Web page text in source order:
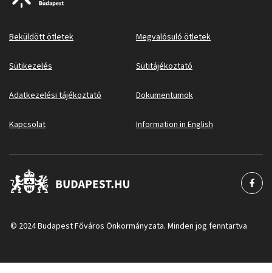
Beküldött ötletek Megvalósuló ötletek
Sütikezelés Sütitájékoztató
Adatkezelési tájékoztató Dokumentumok
Kapcsolat Information in English
© 2024 Budapest Főváros Önkormányzata. Minden jog fenntartva